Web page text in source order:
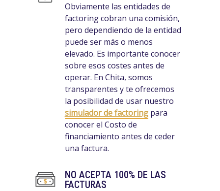
Obviamente las entidades de
factoring cobran una comisión,
pero dependiendo de la entidad
puede ser más o menos
elevado. Es importante conocer
sobre esos costes antes de
operar. En Chita, somos
transparentes y te ofrecemos
la posibilidad de usar nuestro
simulador de factoringpara
conocer el Costo de
financiamiento antes de ceder
una factura.
NO ACEPTA 100% DE LAS
FACTURAS